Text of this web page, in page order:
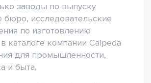
заводы по выпуску
бюро, исследовательские
по изготовлению
каталоге компании Calpeda
для промышленности,
и быта.